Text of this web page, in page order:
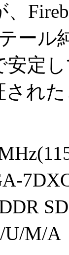
ール
安定
され
U/M/